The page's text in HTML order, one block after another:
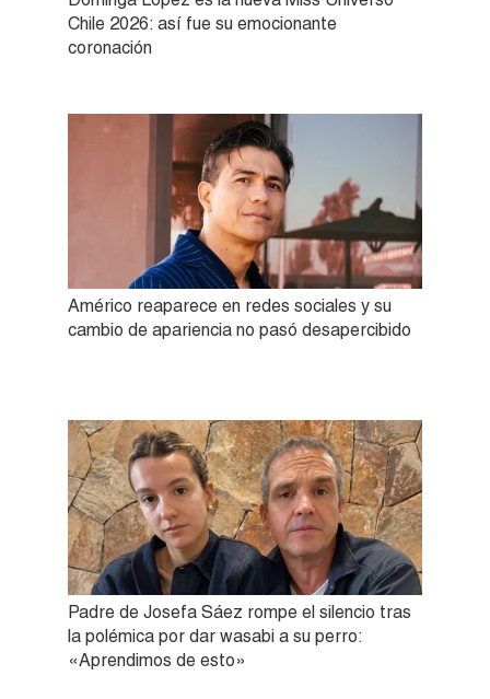
Chile 2026: así fue su emocionante
coronación
Américo reaparece en redes sociales y su
cambio de apariencia no pasó desapercibido
Padre de Josefa Sáez rompe el silencio tras
la polémica por dar wasabi a su perro:
«Aprendimos de esto»